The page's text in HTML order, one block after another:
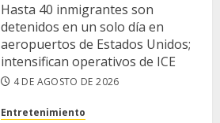
Hasta 40 inmigrantes son
detenidos en un solo día en
aeropuertos de Estados Unidos;
intensifican operativos de ICE
4 DE AGOSTO DE 2026
Entretenimiento